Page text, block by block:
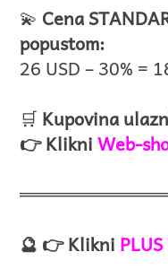
💫 Cena
popustom:
26 USD – 30% =
🛒 Kupovina
👉 KlikniWeb-
🔮 👉 Klikni